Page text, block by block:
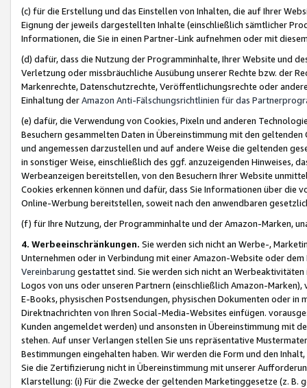
(c) für die Erstellung und das Einstellen von Inhalten, die auf Ihrer
Eignung der jeweils dargestellten Inhalte (einschließlich sämtlicher
Informationen, die Sie in einen Partner-Link aufnehmen oder mit
(d) dafür, dass die Nutzung der Programminhalte, Ihrer Website und
Verletzung oder missbräuchliche Ausübung unserer Rechte bzw. der
Markenrechte, Datenschutzrechte, Veröffentlichungsrechte oder
Einhaltung derAmazon Anti-Fälschungsrichtlinien für das
(e) dafür, die Verwendung von Cookies, Pixeln und anderen
Besuchern gesammelten Daten in Übereinstimmung mit den
und angemessen darzustellen und auf andere Weise die geltenden
in sonstiger Weise, einschließlich des ggf. anzuzeigenden Hinweises,
Werbeanzeigen bereitstellen, von den Besuchern Ihrer Website
Cookies erkennen können und dafür, dass Sie Informationen über die
Online-Werbung bereitstellen, soweit nach den anwendbaren
(f) für Ihre Nutzung, der Programminhalte und der Amazon-Marken,
4. Werbeeinschränkungen. Sie werden sich nicht an Werbe-,
Unternehmen oder in Verbindung mit einer Amazon-Website oder
Vereinbarung gestattet sind. Sie werden sich nicht an
Logos von uns oder unseren Partnern (einschließlich Amazon-
E-Books, physischen Postsendungen, physischen Dokumenten oder in
Direktnachrichten von Ihren Social-Media-Websites einfügen.
Kunden angemeldet werden) und ansonsten in Übereinstimmung mit
stehen. Auf unser Verlangen stellen Sie uns repräsentative
Bestimmungen eingehalten haben. Wir werden die Form und den
Sie die Zertifizierung nicht in Übereinstimmung mit unserer
Klarstellung: (i) Für die Zwecke der geltenden Marketinggesetze (z. B.